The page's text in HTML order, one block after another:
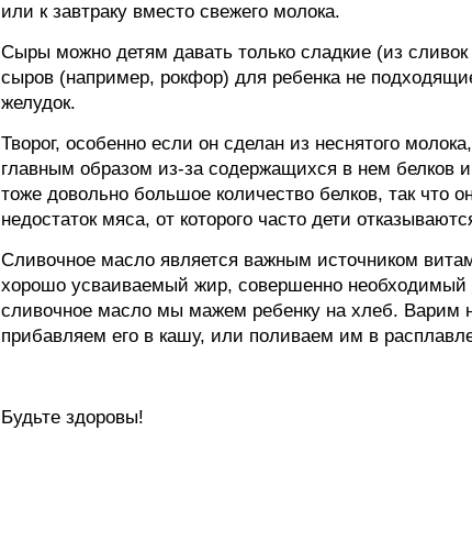
или к завтраку вместо свежего молока.
Сыры можно детям давать только сладкие (из
сыров (например, рокфор) для ребенка не
желудок.
Творог, особенно если он сделан из неснятого
главным образом из-за содержащихся в нем белков
тоже довольно большое количество белков, так что
недостаток мяса, от которого часто дети
Сливочное масло является важным источником
хорошо усваиваемый жир, совершенно необходимый
сливочное масло мы мажем ребенку на хлеб. Варим
прибавляем его в кашу, или поливаем им в
Будьте здоровы!